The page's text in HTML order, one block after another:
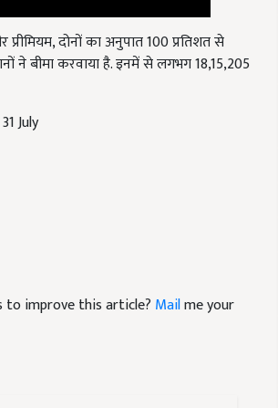
दोनों का अनुपात 100 प्रतिशत से
बीमा करवाया है. इनमें से लगभग 18,15,205
improve this article?